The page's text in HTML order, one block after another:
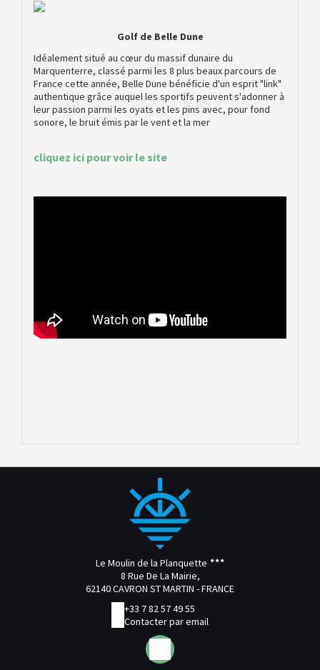
Golf de Belle Dune
Idéalement situé au cœur du massif dunaire du
Marquenterre, classé parmi les 8 plus beaux parcours de
France cette année, Belle Dune bénéficie d'un esprit "link"
authentique grâce auquel les sportifs peuvent s'adonner à
leur passion parmi les oyats et les pins avec, pour fond
sonore, le bruit émis par le vent et la mer
cliquez ici pour voir le site
Le Moulin de la Planquette
8 Rue De La Mairie,
62140 CAVRON ST MARTIN - FRANCE
+33 7 82 57 49 55
Contacter par email